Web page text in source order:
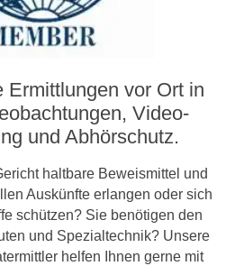
Ermittlungen vor Ort in
Video­­
und Abhörschutz.
haltbare Beweismittel und
Auskünfte erlangen oder sich
schützen? Sie benötigen den
und Spezialtechnik? Unsere
helfen Ihnen gerne mit